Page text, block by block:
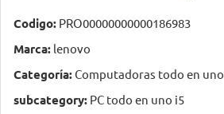
Codigo: PRO00000000000186983
Marca: lenovo
Categoría: Computadoras todo en uno
subcategory: PC todo en uno i5